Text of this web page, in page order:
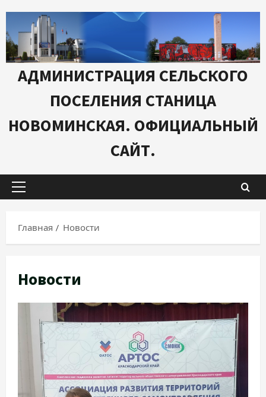
содержимому
АДМИНИСТРАЦИЯ СЕЛЬСКОГО
ПОСЕЛЕНИЯ СТАНИЦА
НОВОМИНСКАЯ. ОФИЦИАЛЬНЫЙ
САЙТ.
Основное
Главная
Новости
Новости